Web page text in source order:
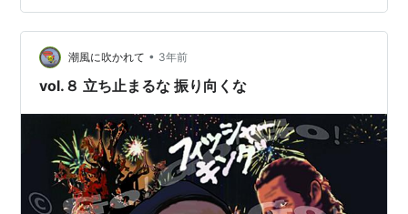
いですね😆 ランキング参加中ウクレレ大好きランキング
参加中【公式】2024年開設ブログ ランキング参加中【公
式】はてなブログ初心者のグル…
潮風に吹かれて • 3年前
vol.８ 立ち止まるな 振り向くな